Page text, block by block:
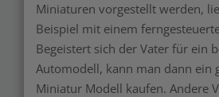
Miniaturen vorgestellt werden,
Beispiel mit einem
Begeistert sich der Vater für ein
Automodell, kann man dann ein
Miniatur Modell kaufen. Andere